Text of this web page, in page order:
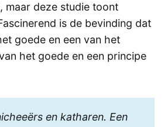
maar deze studie toont
is de bevinding dat
goede en een van het
het goede en een principe
en katharen. Een